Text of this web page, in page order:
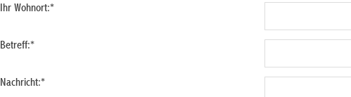
Ihr Wohnort:*
Betreff:*
Nachricht:*